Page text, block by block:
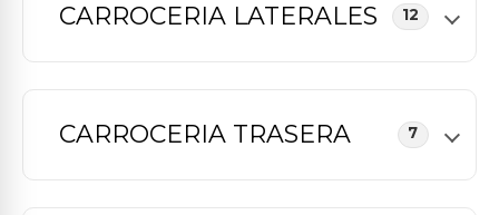
CARROCERIA LATERALES 12
CARROCERIA TRASERA 7